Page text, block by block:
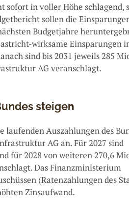
sofort in voller Höhe schlagend,
sollen die
Budgetjahre
wirksame Einsparungen
sind bis 2031 jeweils 285
AG veranschlagt.
steigen
Auszahlungen des
AG an. Für 2027 sind
für 2028 von weiteren 270,6
Das Finanzministerium
(Ratenzahlungen des
Zinsaufwand.